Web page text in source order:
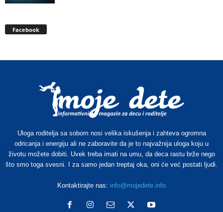
Facebook
Uloga roditelja sa sobom nosi velika iskušenja i zahteva ogromna
odricanja i energiju ali ne zaboravite da je to najvažnija uloga koju u
životu možete dobiti. Uvek treba imati na umu, da deca rastu brže nego
što smo toga svesni. I za samo jedan treptaj oka, oni će već postati ljudi.
Kontaktirajte nas: info@mojedete.info